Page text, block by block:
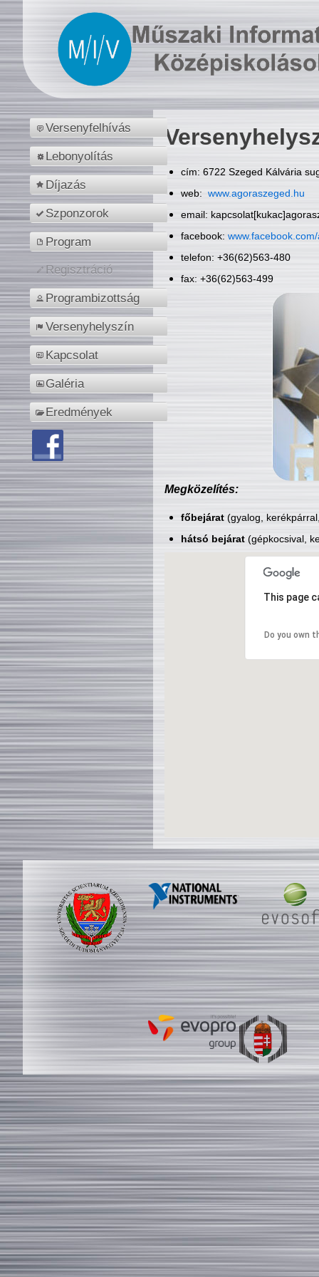
Versenyfelhívás
Lebonyolítás
Díjazás
Szponzorok
Program
Regisztráció
Programbizottság
Versenyhelyszín
Kapcsolat
Galéria
Eredmények
cím: 6722 Szeged Kálvária
web: www.agoraszeged.hu
email:
facebook:
telefon: +36(62)563-480
fax: +36(62)563-499
Megközelítés:
főbejárat(gyalog,
hátsó bejárat(gépkocsival,
This page
Do you own